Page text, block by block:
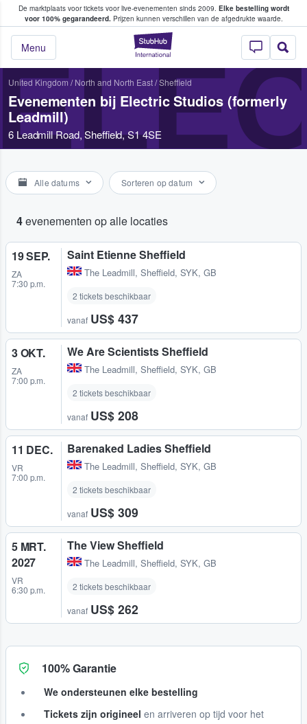
De marktplaats voor tickets voor live-evenementen sinds 2009. Elke bestelling wordt
voor 100% gegarandeerd.Prijzen kunnen verschillen van de afgedrukte waarde.
StubHub: waar
Menu
tickets kopen en verkopen
United Kingdom/ North and North East/Sheffield
Evenementen bij Electric Studios (formerly
Leadmill)
6 Leadmill Road, Sheffield, S1 4SE
Alle datums Sorteren op datum
4evenementen op alle locaties
19 SEP.
ZA
7:30 p.m.
Saint Etienne Sheffield
The Leadmill, Sheffield, SYK, GB
2 tickets beschikbaar
vanaf US$ 437
3 OKT.
ZA
7:00 p.m.
We Are Scientists Sheffield
The Leadmill, Sheffield, SYK, GB
2 tickets beschikbaar
vanaf US$ 208
11 DEC.
VR
7:00 p.m.
Barenaked Ladies Sheffield
The Leadmill, Sheffield, SYK, GB
2 tickets beschikbaar
vanaf US$ 309
5 MRT.
2027
VR
6:30 p.m.
The View Sheffield
The Leadmill, Sheffield, SYK, GB
2 tickets beschikbaar
vanaf US$ 262
100% Garantie
We ondersteunen elke bestelling
Tickets zijn origineel en arriveren op tijd voor het